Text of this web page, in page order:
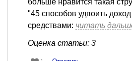
"45 способов удвоить
средствами: читать
Оценка статьи: 3